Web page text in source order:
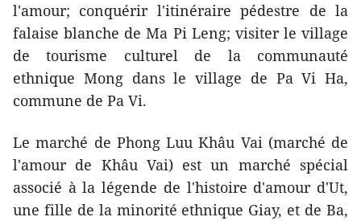
l'amour; conquérir l'itinéraire pédestre de la
falaise blanche de Ma Pi Leng; visiter le village
de tourisme culturel de la communauté
ethnique Mong dans le village de Pa Vi Ha,
commune de Pa Vi.
Le marché de Phong Luu Khâu Vai (marché de
l'amour de Khâu Vai) est un marché spécial
associé à la légende de l'histoire d'amour d'Ut,
une fille de la minorité ethnique Giay, et de Ba,